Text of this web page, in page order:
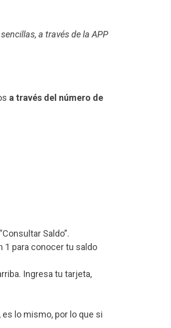
a través de la APP
a través del número de
Saldo”.
1 para conocer tu saldo
Ingresa tu tarjeta,
lo mismo, por lo que si